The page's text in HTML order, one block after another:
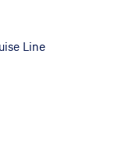
Line